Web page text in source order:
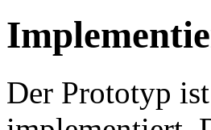
Der Prototyp